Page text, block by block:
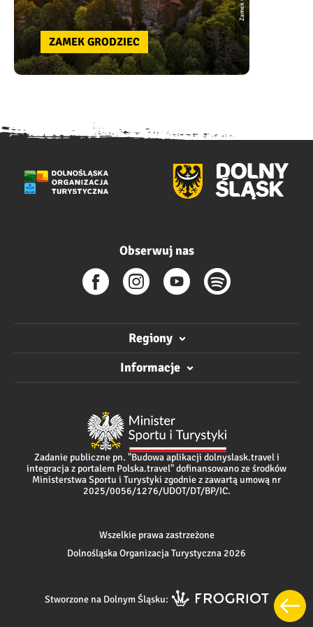
ZAMEK GRODZIEC
Obserwuj nas
Regiony
Informacje
Zadanie publiczne pn. "Budowa aplikacji dolnyslask.travel i
integracja z portalem Polska.travel" dofinansowano ze środków
Ministerstwa Sportu i Turystyki zgodnie z zawartą umową nr
2025/0056/1276/UDOT/DT/BP/IC.
Wszelkie prawa zastrzeżone
Dolnośląska Organizacja Turystyczna 2026
Stworzone na Dolnym Śląsku: